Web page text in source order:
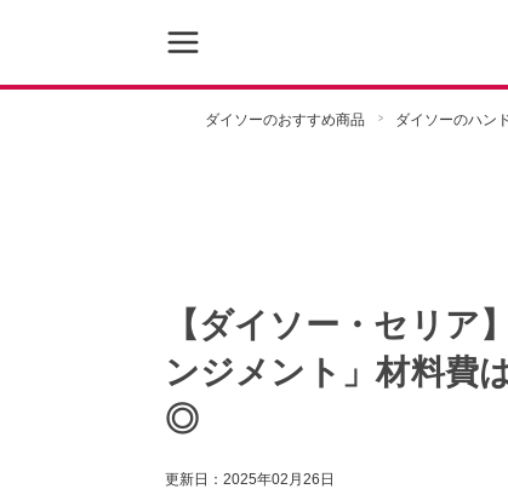
ダイソーのおすすめ商品 ダイソーのハン
【ダイソー・セリア
ンジメント」材料費
◎
更新日： 2025年02月26日